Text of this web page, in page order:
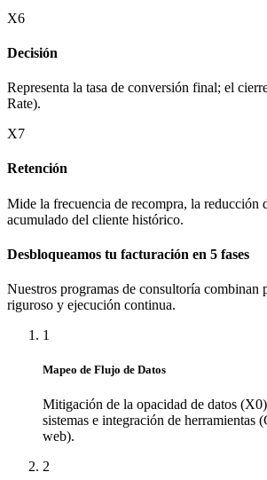
X6
Decisión
Representa la tasa de conversión final; el
Rate).
X7
Retención
Mide la frecuencia de recompra, la reducción
acumulado del cliente histórico.
Desbloqueamos tu facturación en 5 fases
Nuestros programas de consultoría combinan
riguroso y ejecución continua.
1
Mapeo de Flujo de Datos
Mitigación de la opacidad de datos
sistemas e integración de herramientas
web).
2